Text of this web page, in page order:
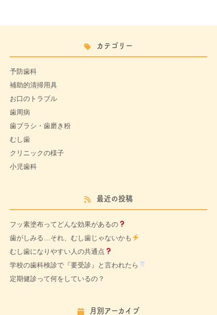
カテゴリー
予防歯科
補助的清掃用具
お口のトラブル
歯周病
歯ブラシ・歯磨き粉
むし歯
クリニックの様子
小児歯科
最近の投稿
フッ素塗布ってどんな効果があるの
歯がしみる…それ、むし歯じゃないかも
むし歯になりやすい人の共通点
学校の歯科検診で『要受診』と言われたら
定期健診って何をしているの？
月別アーカイブ